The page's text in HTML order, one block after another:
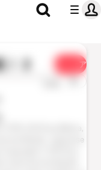
Ⅰ 2 シェア
1x
2016 by Biblica,
worldwide. Japanese